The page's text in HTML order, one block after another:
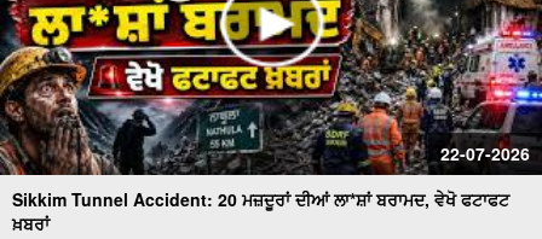
22-07-2026
Sikkim Tunnel Accident: 20 ਮਜ਼ਦੂਰਾਂ ਦੀਆਂ ਲਾ*ਸ਼ਾਂ ਬਰਾਮਦ, ਵੇਖੋ ਫਟਾਫਟ
ਖ਼ਬਰਾਂ